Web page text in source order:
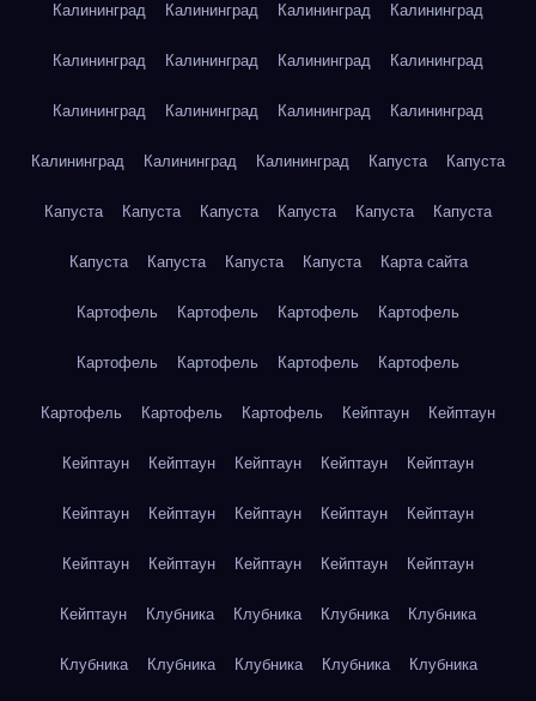
Калининград Калининград Калининград Калининград
Калининград Калининград Калининград Калининград
Калининград Калининград Калининград Калининград
Калининград Калининград Калининград Капуста Капуста
Капуста Капуста Капуста Капуста Капуста Капуста
Капуста Капуста Капуста Капуста Карта сайта
Картофель Картофель Картофель Картофель
Картофель Картофель Картофель Картофель
Картофель Картофель Картофель Кейптаун Кейптаун
Кейптаун Кейптаун Кейптаун Кейптаун Кейптаун
Кейптаун Кейптаун Кейптаун Кейптаун Кейптаун
Кейптаун Кейптаун Кейптаун Кейптаун Кейптаун
Кейптаун Клубника Клубника Клубника Клубника
Клубника Клубника Клубника Клубника Клубника